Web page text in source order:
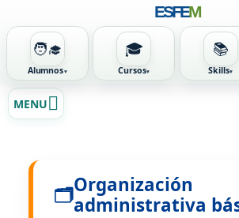
ESFEM
🧑‍🎓
Alumnos
🎓
Cursos
📚
Skills
Ir
al
MENU
🗂️Organización
administrativa